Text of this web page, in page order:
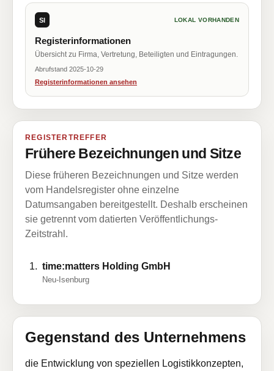
SI LOKAL VORHANDEN
Registerinformationen
Übersicht zu Firma, Vertretung, Beteiligten und Eintragungen.
Abrufstand 2025-10-29
Registerinformationen ansehen
REGISTERTREFFER
Frühere Bezeichnungen und Sitze
Diese früheren Bezeichnungen und Sitze werden
vom Handelsregister ohne einzelne
Datumsangaben bereitgestellt. Deshalb erscheinen
sie getrennt vom datierten Veröffentlichungs-
Zeitstrahl.
time:matters Holding GmbH
Neu-Isenburg
Gegenstand des Unternehmens
die Entwicklung von speziellen Logistikkonzepten,